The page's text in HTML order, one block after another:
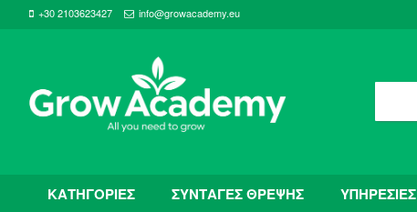
+30 2103623427 info@growacademy.eu
ΚΑΤΗΓΟΡΙΕΣ ΣΥΝΤΑΓΕΣ ΘΡΕΨΗΣ ΥΠΗΡΕΣΙΕΣ